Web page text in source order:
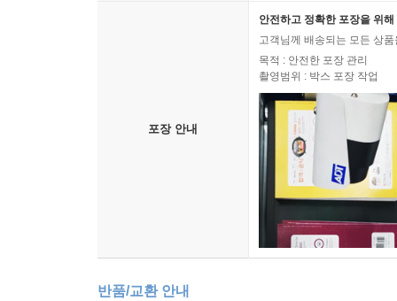
포장 안내
안전하고 정확한 포장을 위
고객님께 배송되는 모든 상
목적 : 안전한 포장 관리
촬영범위 : 박스 포장 작업
반품/교환 안내